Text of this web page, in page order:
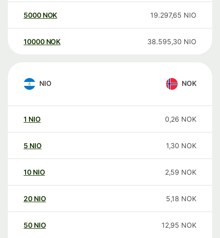
5000 NOK 19.297,65 NIO
10000 NOK 38.595,30 NIO
NIO NOK
1 NIO 0,26 NOK
5 NIO 1,30 NOK
10 NIO 2,59 NOK
20 NIO 5,18 NOK
50 NIO 12,95 NOK